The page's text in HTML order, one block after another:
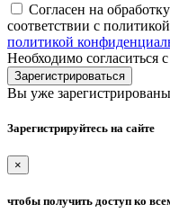
Согласен на
соответствии с политикой
политикой
Необходимо согласиться
Зарегистрироваться
Вы уже
Зарегистрируйтесь на сайте
×
чтобы получить доступ ко